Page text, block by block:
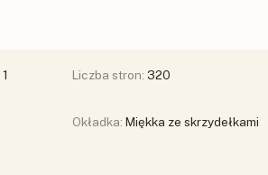
1
Liczba stron: 320
Okładka: Miękka ze skrzydełkami